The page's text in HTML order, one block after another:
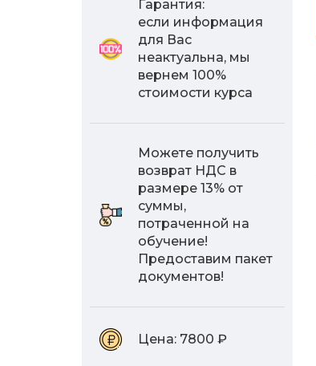
Гарантия:
если информация
для Вас
неактуальна, мы
вернем 100%
стоимости курса
Можете получить
возврат НДС в
размере 13% от
суммы,
потраченной на
обучение!
Предоставим пакет
документов!
Цена: 7800 ₽